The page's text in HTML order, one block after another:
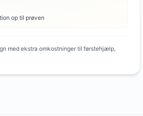
op til prøven
med ekstra omkostninger til førstehjælp,